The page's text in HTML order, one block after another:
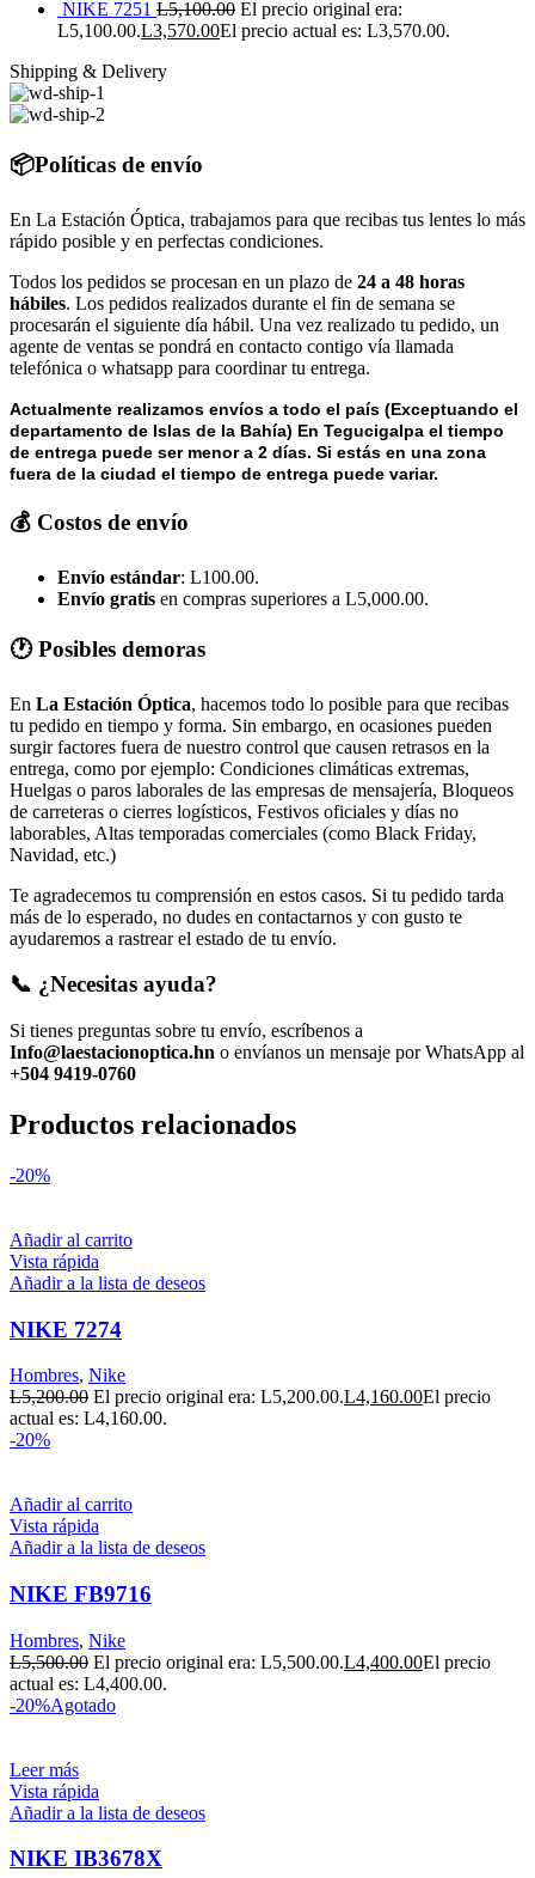
NIKE 7251 L5,100.00 El precio original era:
L5,100.00.L3,570.00El precio actual es: L3,570.00.
Shipping & Delivery
📦Políticas de envío
En La Estación Óptica, trabajamos para que recibas tus lentes lo más
rápido posible y en perfectas condiciones.
Todos los pedidos se procesan en un plazo de 24 a 48 horas
hábiles. Los pedidos realizados durante el fin de semana se
procesarán el siguiente día hábil. Una vez realizado tu pedido, un
agente de ventas se pondrá en contacto contigo vía llamada
telefónica o whatsapp para coordinar tu entrega.
Actualmente realizamos envíos a todo el país (Exceptuando el
departamento de Islas de la Bahía) En Tegucigalpa el tiempo
de entrega puede ser menor a 2 días. Si estás en una zona
fuera de la ciudad el tiempo de entrega puede variar.
💰 Costos de envío
Envío estándar: L100.00.
Envío gratis en compras superiores a L5,000.00.
🕐 Posibles demoras
En La Estación Óptica, hacemos todo lo posible para que recibas
tu pedido en tiempo y forma. Sin embargo, en ocasiones pueden
surgir factores fuera de nuestro control que causen retrasos en la
entrega, como por ejemplo: Condiciones climáticas extremas,
Huelgas o paros laborales de las empresas de mensajería, Bloqueos
de carreteras o cierres logísticos, Festivos oficiales y días no
laborables, Altas temporadas comerciales (como Black Friday,
Navidad, etc.)
Te agradecemos tu comprensión en estos casos. Si tu pedido tarda
más de lo esperado, no dudes en contactarnos y con gusto te
ayudaremos a rastrear el estado de tu envío.
📞 ¿Necesitas ayuda?
Si tienes preguntas sobre tu envío, escríbenos a
Info@laestacionoptica.hn o envíanos un mensaje por WhatsApp al
+504 9419-0760
Productos relacionados
-20%
Añadir al carrito
Vista rápida
Añadir a la lista de deseos
NIKE 7274
Hombres, Nike
L5,200.00 El precio original era: L5,200.00.L4,160.00El precio
actual es: L4,160.00.
-20%
Añadir al carrito
Vista rápida
Añadir a la lista de deseos
NIKE FB9716
Hombres, Nike
L5,500.00 El precio original era: L5,500.00.L4,400.00El precio
actual es: L4,400.00.
-20%Agotado
Leer más
Vista rápida
Añadir a la lista de deseos
NIKE IB3678X